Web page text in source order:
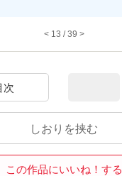
< 13 / 39 >
次
しおりを挟む
この作品にいいね！する